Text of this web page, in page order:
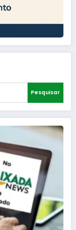
Pesquisar